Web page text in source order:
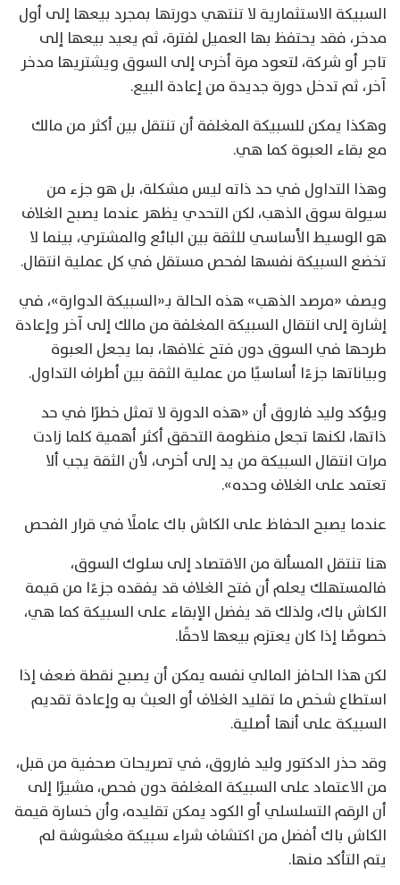
السبيكة الاستثمارية لا تنتهي دورتها بمجرد بيعها إلى أول
مدخر، فقد يحتفظ بها العميل لفترة، ثم يعيد بيعها إلى
تاجر أو شركة، لتعود مرة أخرى إلى السوق ويشتريها مدخر
آخر، ثم تدخل دورة جديدة من إعادة البيع.
وهكذا يمكن للسبيكة المغلفة أن تنتقل بين أكثر من مالك
مع بقاء العبوة كما هي.
وهذا التداول في حد ذاته ليس مشكلة، بل هو جزء من
سيولة سوق الذهب، لكن التحدي يظهر عندما يصبح الغلاف
هو الوسيط الأساسي للثقة بين البائع والمشتري، بينما لا
تخضع السبيكة نفسها لفحص مستقل في كل عملية انتقال.
ويصف «مرصد الذهب» هذه الحالة بـ«السبيكة الدوارة»، في
إشارة إلى انتقال السبيكة المغلفة من مالك إلى آخر وإعادة
طرحها في السوق دون فتح غلافها، بما يجعل العبوة
وبياناتها جزءًا أساسيًا من عملية الثقة بين أطراف التداول.
ويؤكد وليد فاروق أن «هذه الدورة لا تمثل خطرًا في حد
ذاتها، لكنها تجعل منظومة التحقق أكثر أهمية كلما زادت
مرات انتقال السبيكة من يد إلى أخرى، لأن الثقة يجب ألا
تعتمد على الغلاف وحده».
عندما يصبح الحفاظ على الكاش باك عاملًا في قرار الفحص
هنا تنتقل المسألة من الاقتصاد إلى سلوك السوق،
فالمستهلك يعلم أن فتح الغلاف قد يفقده جزءًا من قيمة
الكاش باك، ولذلك قد يفضل الإبقاء على السبيكة كما هي،
خصوصًا إذا كان يعتزم بيعها لاحقًا.
لكن هذا الحافز المالي نفسه يمكن أن يصبح نقطة ضعف إذا
استطاع شخص ما تقليد الغلاف أو العبث به وإعادة تقديم
السبيكة على أنها أصلية.
وقد حذر الدكتور وليد فاروق، في تصريحات صحفية من قبل،
من الاعتماد على السبيكة المغلفة دون فحص، مشيرًا إلى
أن الرقم التسلسلي أو الكود يمكن تقليده، وأن خسارة قيمة
الكاش باك أفضل من اكتشاف شراء سبيكة مغشوشة لم
يتم التأكد منها.